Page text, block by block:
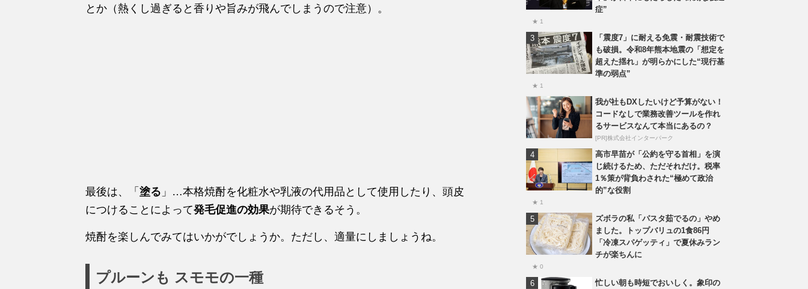
とか（熱くし過ぎると香りや旨みが飛んでしまうので注意）。
最後は、「 塗る 」…本格焼酎を化粧水や乳液の代用品として使用したり、頭皮
につけることによって発毛促進の効果が期待できるそう。
焼酎を楽しんでみてはいかがでしょうか。ただし、適量にしましょうね。
プルーンも スモモの一種
症”
★ 1
「震度7」に耐える免震・耐震技術で
も破損。令和8年熊本地震の「想定を
超えた揺れ」が明らかにした“現行基
準の弱点”
★ 1
我が社もDXしたいけど予算がない！
コードなしで業務改善ツールを作れ
るサービスなんて本当にあるの？
[PR]株式会社インターパーク
高市早苗が「公約を守る首相」を演
じ続けるため、ただそれだけ。税率
1％策が背負わされた“極めて政治
的”な役割
★ 1
ズボラの私「パスタ茹でるの」やめ
ました。トップバリュの1食86円
「冷凍スパゲッティ」で夏休みラン
チが楽ちんに
★ 0
忙しい朝も時短でおいしく。象印の